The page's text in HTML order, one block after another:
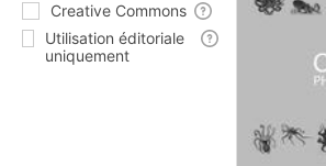
Creative Commons
Utilisation éditoriale
uniquement